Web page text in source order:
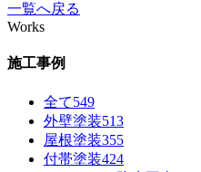
一覧へ戻る
Works
施工事例
全て549
外壁塗装513
屋根塗装355
付帯塗装424